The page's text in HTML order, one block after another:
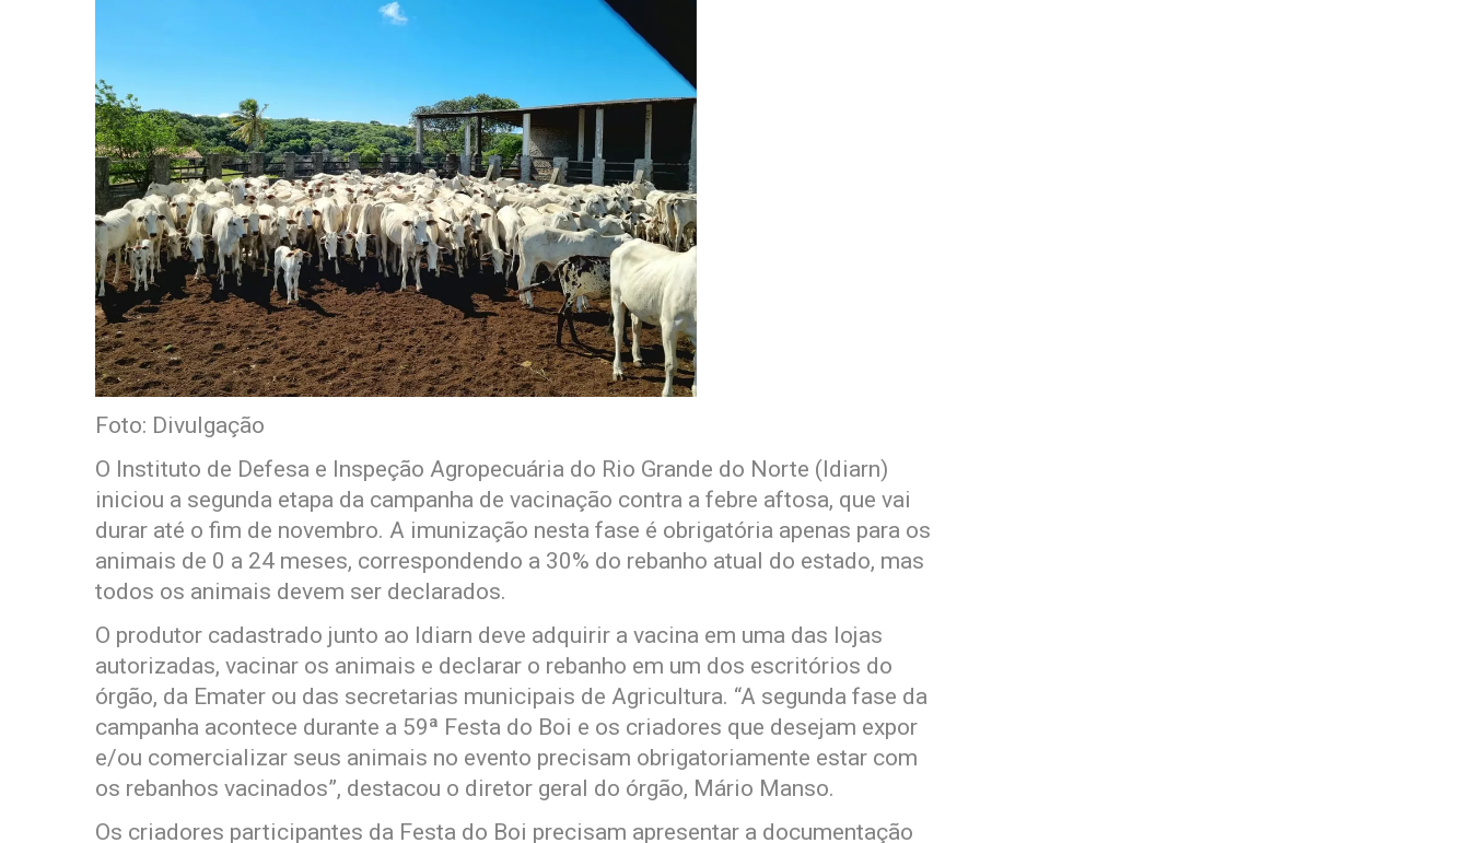
Foto: Divulgação
O Instituto de Defesa e Inspeção Agropecuária do Rio Grande do Norte (Idiarn)
iniciou a segunda etapa da campanha de vacinação contra a febre aftosa, que vai
durar até o fim de novembro. A imunização nesta fase é obrigatória apenas para os
animais de 0 a 24 meses, correspondendo a 30% do rebanho atual do estado, mas
todos os animais devem ser declarados.
O produtor cadastrado junto ao Idiarn deve adquirir a vacina em uma das lojas
autorizadas, vacinar os animais e declarar o rebanho em um dos escritórios do
órgão, da Emater ou das secretarias municipais de Agricultura. “A segunda fase da
campanha acontece durante a 59ª Festa do Boi e os criadores que desejam expor
e/ou comercializar seus animais no evento precisam obrigatoriamente estar com
os rebanhos vacinados”, destacou o diretor geral do órgão, Mário Manso.
Os criadores participantes da Festa do Boi precisam apresentar a documentação